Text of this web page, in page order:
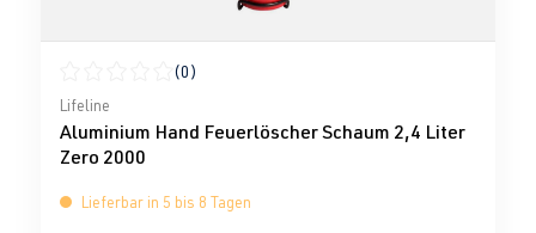
Durchschnittliche Bewertung von 0 von 5 Sternen
(0)
Lifeline
Aluminium Hand Feuerlöscher Schaum 2,4 Liter
Zero 2000
Lieferbar in 5 bis 8 Tagen